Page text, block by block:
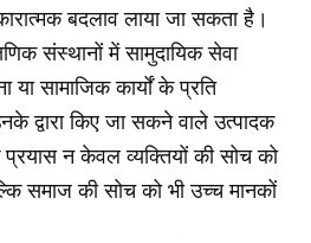
बदलाव लाया जा सकता है।
संस्थानों में सामुदायिक सेवा
या सामाजिक कार्यों के प्रति
द्वारा किए जा सकने वाले उत्पादक
न केवल व्यक्तियों की सोच को
समाज की सोच को भी उच्च मानकों